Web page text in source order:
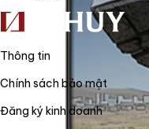
Thông tin
Chính sách bảo mật
Đăng ký kinh doanh